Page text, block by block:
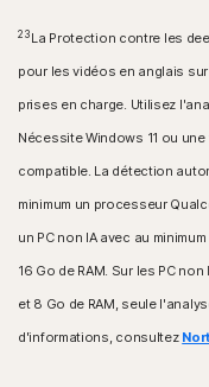
23 La Protection contre les
pour les vidéos en anglais
prises en charge. Utilisez
Nécessite Windows 11 ou
compatible. La détection
minimum un processeur
un PC non IA avec au
16 Go de RAM. Sur les PC
et 8 Go de RAM, seule
d'informations, consultez